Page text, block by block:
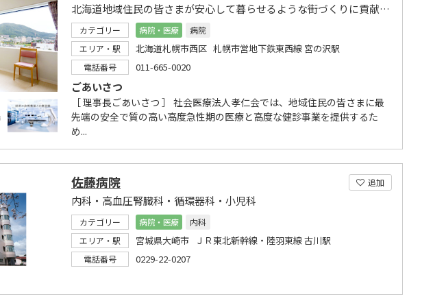
北海道地域住民の皆さまが安心して暮らせるような街づくりに貢献するよう努力してまいります。
カテゴリー 病院・医療
病院
エリア・駅
北海道札幌市西区 札幌市営地下鉄東西線 宮の沢駅
電話番号 011-665-0020
ごあいさつ
［ 理事長ごあいさつ ］ 社会医療法人孝仁会では、地域住民の皆さまに最
先端の安全で質の高い高度急性期の医療と高度な健診事業を提供するた
め...
追加
佐藤病院
内科・高血圧腎臓科・循環器科・小児科
カテゴリー 病院・医療
内科
エリア・駅
宮城県大崎市 ＪＲ東北新幹線・陸羽東線 古川駅
電話番号 0229-22-0207